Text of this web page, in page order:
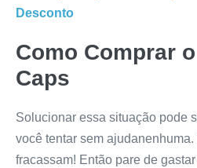
Desconto
Como Comprar o
Caps
Solucionar essa situação pode
você tentar sem
fracassam! Então pare de